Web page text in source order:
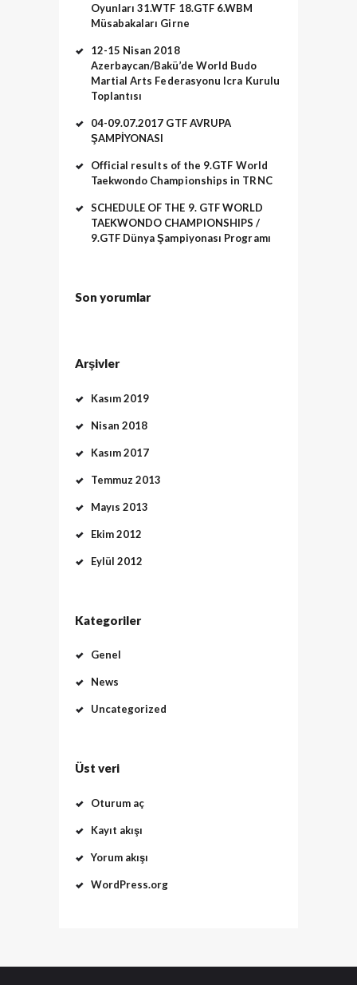
Oyunları 31.WTF 18.GTF 6.WBM
Müsabakaları Girne
12-15 Nisan 2018
Azerbaycan/Bakü’de World Budo
Martial Arts Federasyonu Icra Kurulu
Toplantısı
04-09.07.2017 GTF AVRUPA
ŞAMPİYONASI
Official results of the 9.GTF World
Taekwondo Championships in TRNC
SCHEDULE OF THE 9. GTF WORLD
TAEKWONDO CHAMPIONSHIPS /
9.GTF Dünya Şampiyonası Programı
Son yorumlar
Arşivler
Kasım 2019
Nisan 2018
Kasım 2017
Temmuz 2013
Mayıs 2013
Ekim 2012
Eylül 2012
Kategoriler
Genel
News
Uncategorized
Üst veri
Oturum aç
Kayıt akışı
Yorum akışı
WordPress.org